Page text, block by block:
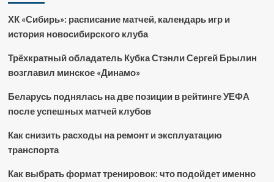
ХК «Сибирь»: расписание матчей, календарь игр и
история новосибирского клуба
Трёхкратный обладатель Кубка Стэнли Сергей Брылин
возглавил минское «Динамо»
Беларусь поднялась на две позиции в рейтинге УЕФА
после успешных матчей клубов
Как снизить расходы на ремонт и эксплуатацию
транспорта
Как выбрать формат тренировок: что подойдет именно